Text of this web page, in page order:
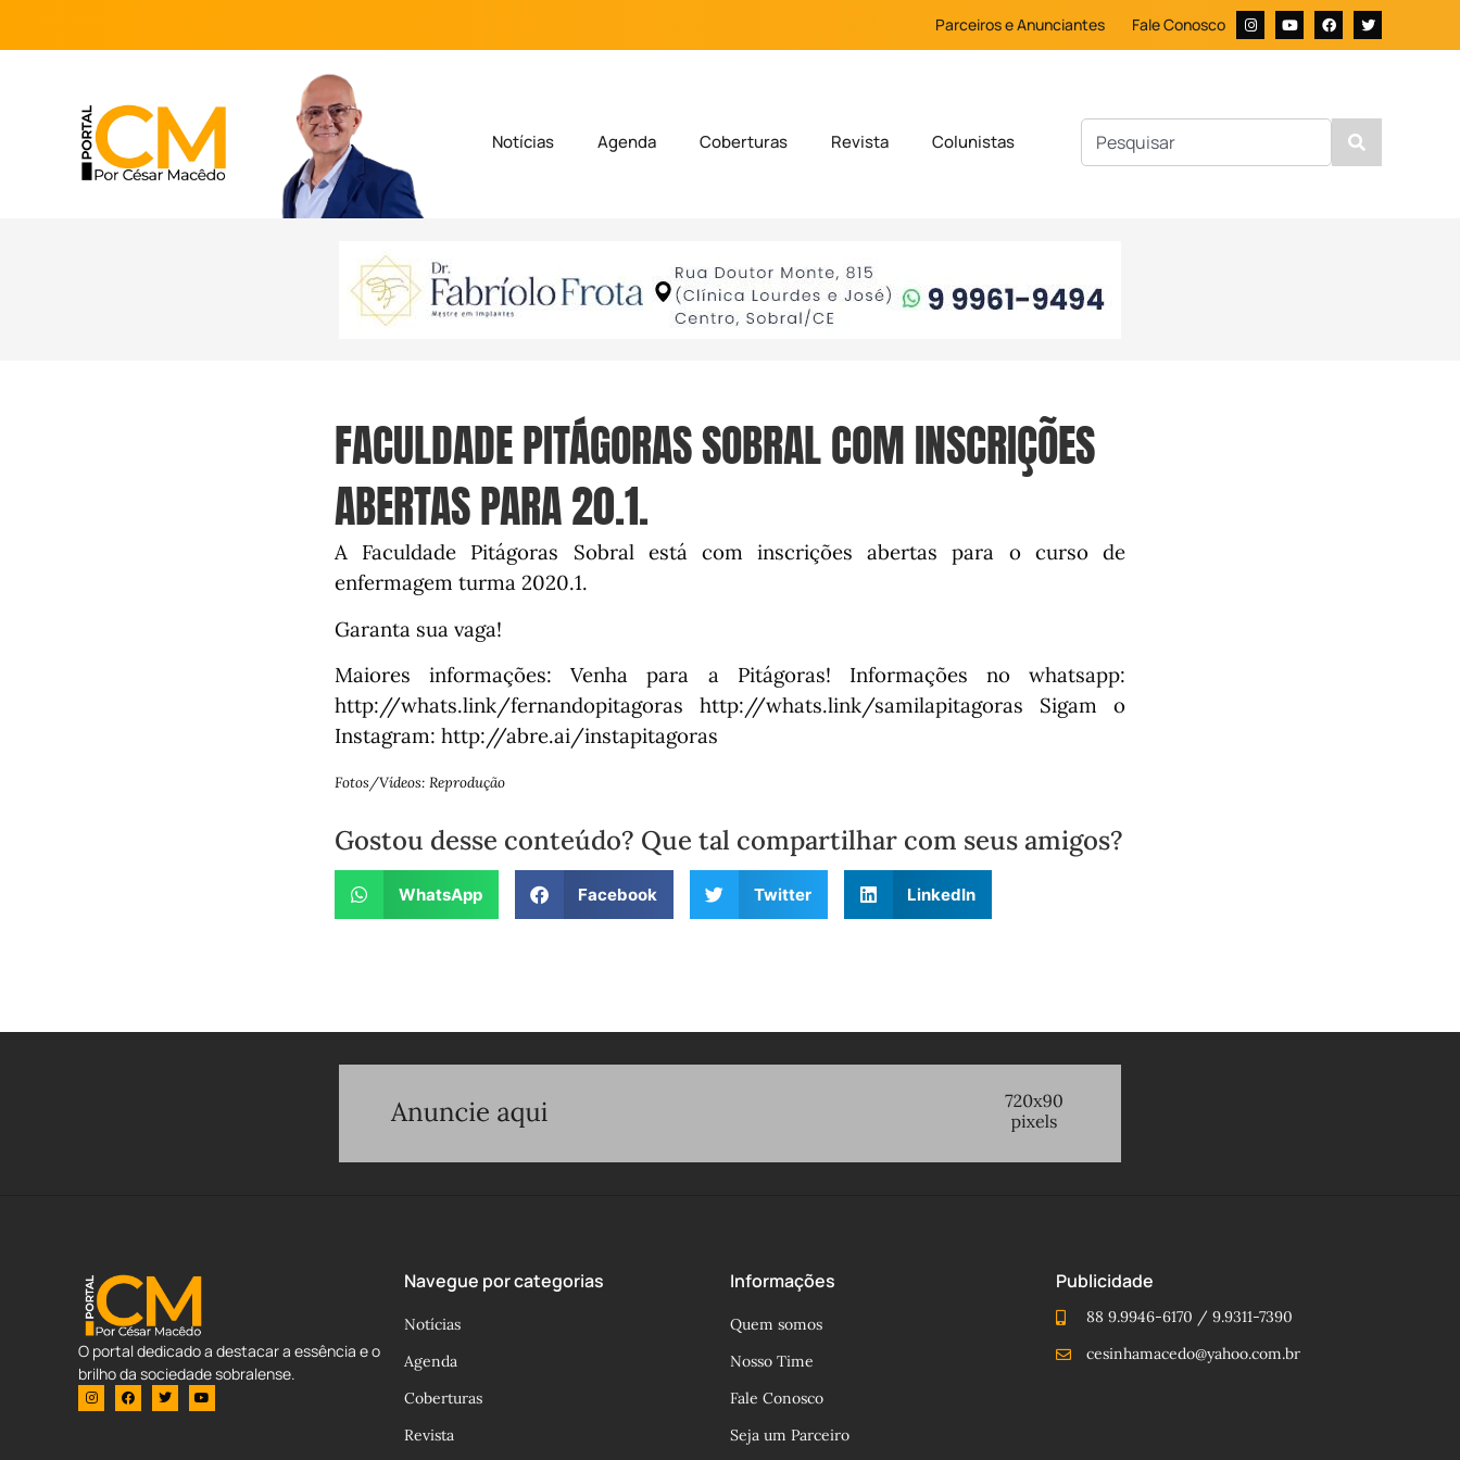
Parceiros e Anunciantes Fale Conosco
Notícias Agenda Coberturas Revista Colunistas
FACULDADE PITÁGORAS SOBRAL COM INSCRIÇÕES
ABERTAS PARA 20.1.
A Faculdade Pitágoras Sobral está com inscrições abertas para o curso de
enfermagem turma 2020.1.
Garanta sua vaga!
Maiores informações:
Venha para a Pitágoras!
Informações no whatsapp:
http://whats.link/fernandopitagoras
http://whats.link/samilapitagoras
Sigam o
Instagram: http://abre.ai/instapitagoras
Fotos/Vídeos: Reprodução
Gostou desse conteúdo? Que tal compartilhar com seus amigos?
WhatsApp Facebook Twitter LinkedIn
O portal dedicado a destacar a essência e o
brilho da sociedade sobralense.
Navegue por categorias
Notícias
Agenda
Coberturas
Revista
Informações
Quem somos
Nosso Time
Fale Conosco
Seja um Parceiro
Publicidade
88 9.9946-6170 / 9.9311-7390
cesinhamacedo@yahoo.com.br